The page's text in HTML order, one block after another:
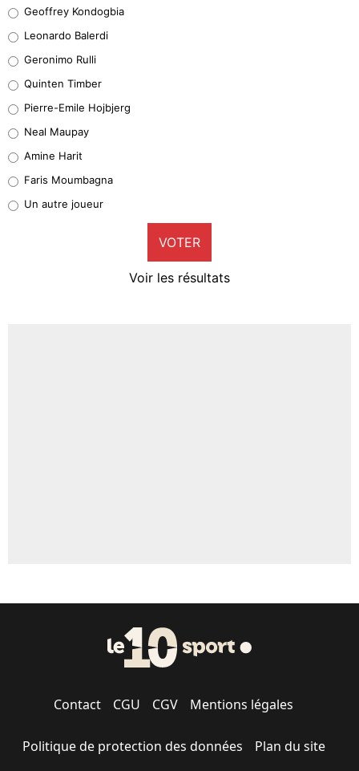
38%
32%
5%
1%
9%
Geoffrey Kondogbia
Leonardo Balerdi
Geronimo Rulli
Quinten Timber
Pierre-Emile Hojbjerg
Neal Maupay
Amine Harit
Faris Moumbagna
Un autre joueur
VOTER
Voir les résultats
Contact CGU CGV Mentions légales
Politique de protection des données Plan du site